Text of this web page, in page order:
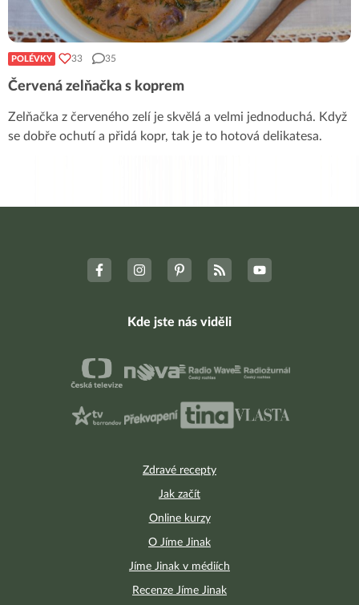
POLÉVKY 33 35
Červená zelňačka s koprem
Zelňačka z červeného zelí je skvělá a velmi jednoduchá. Když
se dobře ochutí a přidá kopr, tak je to hotová delikatesa.
Zdravé recepty
Jak začít
Online kurzy
O Jíme Jinak
Jíme Jinak v médiích
Recenze Jíme Jinak
Kde jste nás viděli